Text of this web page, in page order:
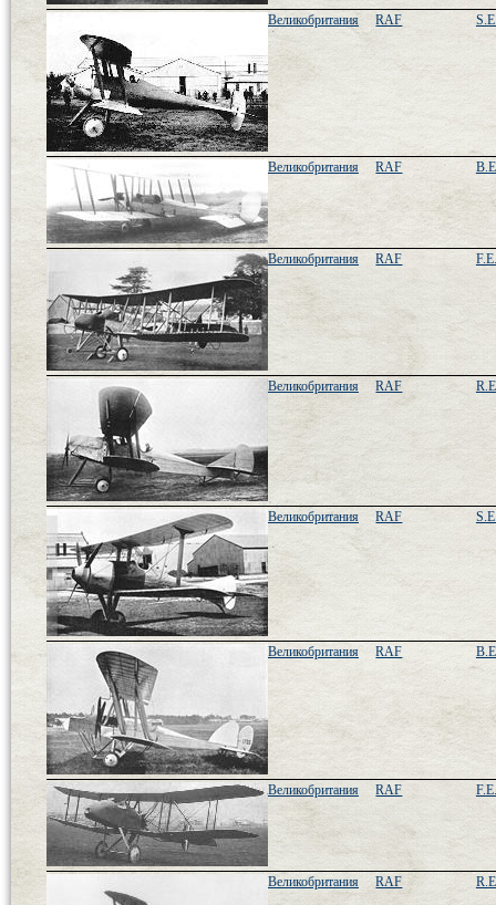
Великобритания RAF
Великобритания RAF
Великобритания RAF
Великобритания RAF
Великобритания RAF
Великобритания RAF
Великобритания RAF
Великобритания RAF